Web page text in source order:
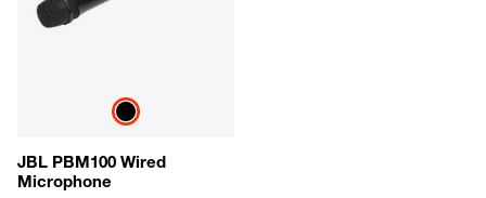
JBL PBM100 Wired
Microphone